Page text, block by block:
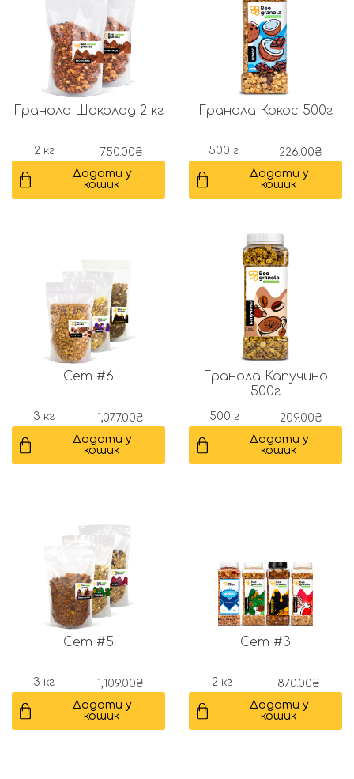
Гранола Шоколад 2 кг
2 кг 750.00₴
Додати у
кошик
Гранола Кокос 500г
500 г 226.00₴
Додати у
кошик
Cет #6
3 кг 1,077.00₴
Додати у
кошик
Гранола Капучино
500г
500 г 209.00₴
Додати у
кошик
Cет #5
3 кг 1,109.00₴
Додати у
кошик
Cет #3
2 кг 870.00₴
Додати у
кошик